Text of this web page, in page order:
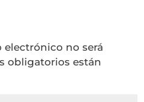
no será
obligatorios están